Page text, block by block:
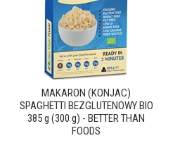
MAKARON (KONJAC)
SPAGHETTI BEZGLUTENOWY BIO
385 g (300 g) - BETTER THAN
FOODS